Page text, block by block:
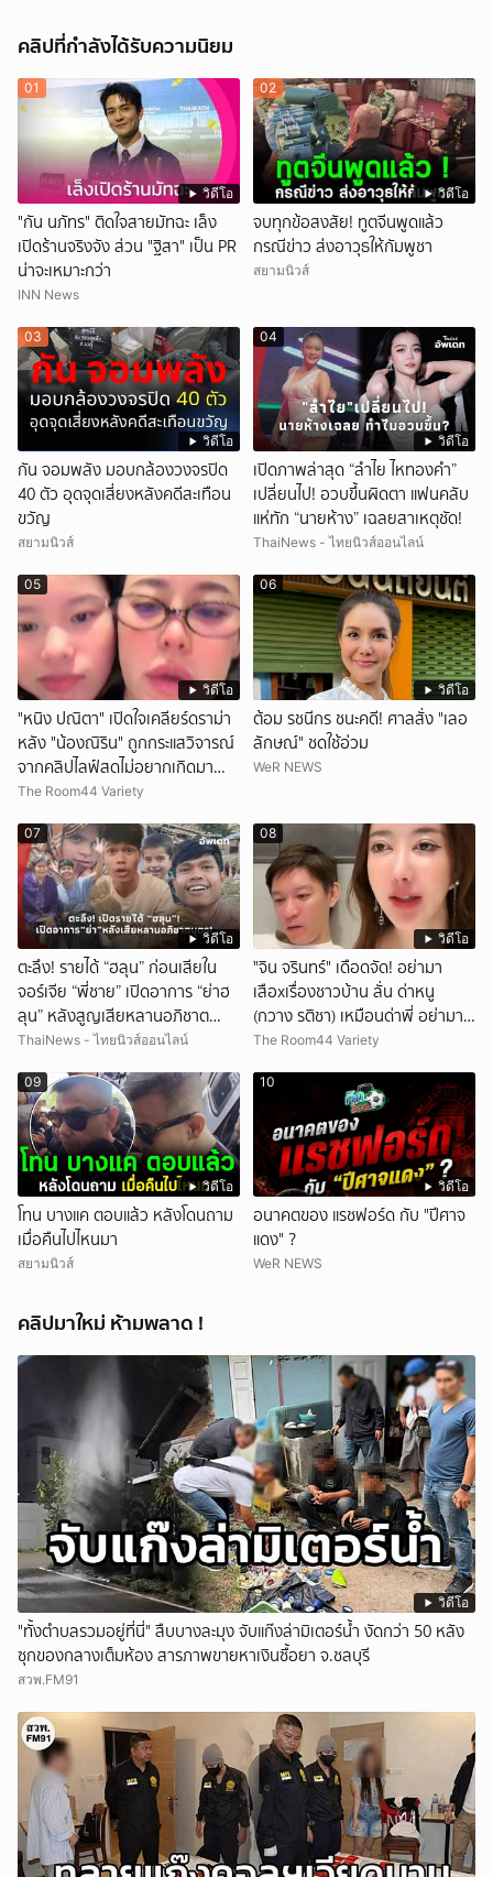
คลิปที่กำลังได้รับความนิยม
วิดีโอ
01
"กัน นภัทร" ติดใจสายมัทฉะ เล็ง
เปิดร้านจริงจัง ส่วน "ฐิสา" เป็น PR
น่าจะเหมาะกว่า
INN News
วิดีโอ
02
จบทุกข้อสงสัย! ทูตจีนพูดแล้ว
กรณีข่าว ส่งอาวุธให้กัมพูชา
สยามนิวส์
วิดีโอ
03
กัน จอมพลัง มอบกล้องวงจรปิด
40 ตัว อุดจุดเสี่ยงหลังคดีสะเทือน
ขวัญ
สยามนิวส์
วิดีโอ
04
เปิดภาพล่าสุด “ลำไย ไหทองคำ”
เปลี่ยนไป! อวบขึ้นผิดตา แฟนคลับ
แห่ทัก “นายห้าง” เฉลยสาเหตุชัด!
ThaiNews - ไทยนิวส์ออนไลน์
วิดีโอ
05
"หนิง ปณิตา" เปิดใจเคลียร์ดราม่า
หลัง "น้องณิริน" ถูกกระแสวิจารณ์
จากคลิปไลฟ์สดไม่อยากเกิดมา
หน้าเหมือนพ่อ
The Room44 Variety
วิดีโอ
06
ต้อม รชนีกร ชนะคดี! ศาลสั่ง "เลอ
ลักษณ์" ชดใช้อ่วม
WeR NEWS
วิดีโอ
07
ตะลึง! รายได้ “ฮลุน” ก่อนเสียใน
จอร์เจีย “พี่ชาย” เปิดอาการ “ย่าฮ
ลุน” หลังสูญเสียหลานอภิชาต
บุตร!
ThaiNews - ไทยนิวส์ออนไลน์
วิดีโอ
08
ั่"จิน จรินทร์" เดือดจัด! อย่ามา
เสือxเรื่องชาวบ้าน ลั่น ด่าหนู
(กวาง รติชา) เหมือนด่าพี่ อย่ามา
ยุ่งกับคนของผม จบ!!!
The Room44 Variety
วิดีโอ
09
โทน บางแค ตอบแล้ว หลังโดนถาม
เมื่อคืนไปไหนมา
สยามนิวส์
วิดีโอ
10
อนาคตของ แรชฟอร์ด กับ "ปีศาจ
แดง" ?
WeR NEWS
คลิปมาใหม่ ห้ามพลาด !
วิดีโอ
"ทั้งตำบลรวมอยู่ที่นี่" สืบบางละมุง จับแก๊งล่ามิเตอร์น้ำ งัดกว่า 50 หลัง
ซุกของกลางเต็มห้อง สารภาพขายหาเงินซื้อยา จ.ชลบุรี
สวพ.FM91